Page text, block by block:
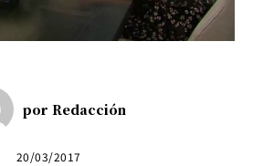
por Redacción
20/03/2017